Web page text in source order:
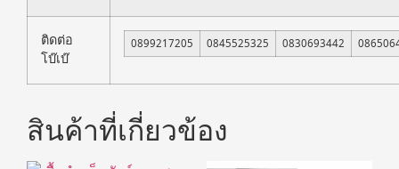
ติดต่อ
โบ๊เบ๊
0899217205 0845525325 0830693442
สินค้าที่เกี่ยวข้อง